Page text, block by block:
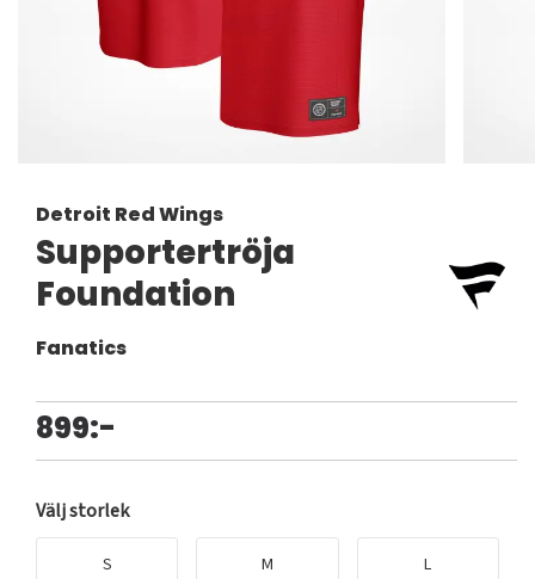
Detroit Red Wings
Supportertröja
Foundation
Fanatics
899:-
Välj storlek
S M L